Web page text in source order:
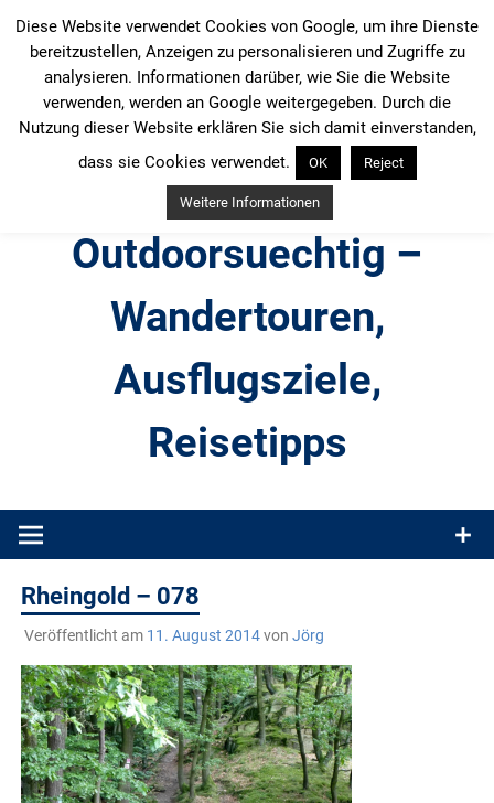
Inhalt
springen
Outdoorsuechtig –
Wandertouren,
Ausflugsziele,
Reisetipps
Produkttests und Buchrezensionen. Ein Blog für alle, die gern
Rheingold – 078
Veröffentlicht am 11. August 2014von Jörg
Diese Website verwendet Cookies von Google, um ihre Dienste
bereitzustellen, Anzeigen zu personalisieren und Zugriffe zu
analysieren. Informationen darüber, wie Sie die Website
verwenden, werden an Google weitergegeben. Durch die
Nutzung dieser Website erklären Sie sich damit einverstanden,
dass sie Cookies verwendet.
OK Reject
Weitere Informationen